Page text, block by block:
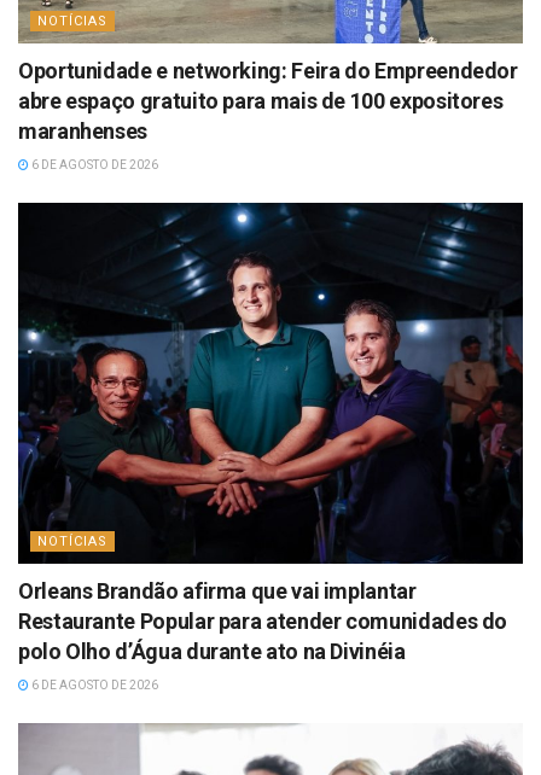
NOTÍCIAS
Oportunidade e networking: Feira do Empreendedor
abre espaço gratuito para mais de 100 expositores
maranhenses
6 DE AGOSTO DE 2026
NOTÍCIAS
Orleans Brandão afirma que vai implantar
Restaurante Popular para atender comunidades do
polo Olho d’Água durante ato na Divinéia
6 DE AGOSTO DE 2026